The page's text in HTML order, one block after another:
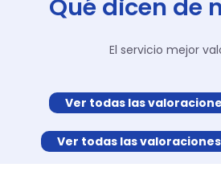
Qué dicen de
El servicio mejor
Ver todas las
Ver todas las